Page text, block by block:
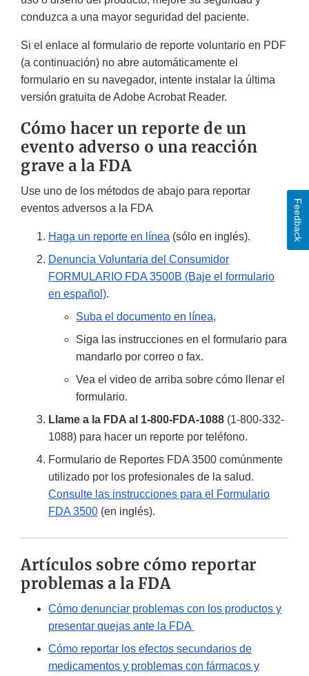
conduzca a una mayor seguridad del paciente.
Si el enlace al formulario de reporte voluntario en PDF
(a continuación) no abre automáticamente el
formulario en su navegador, intente instalar la última
versión gratuita de Adobe Acrobat Reader.
Cómo hacer un reporte de un
evento adverso o una reacción
grave a la FDA
Use uno de los métodos de abajo para reportar
eventos adversos a la FDA
Haga un reporte en línea (sólo en inglés).
Denuncia Voluntaria del Consumidor
FORMULARIO FDA 3500B (Baje el formulario
en español).
Suba el documento en línea,
Siga las instrucciones en el formulario para
mandarlo por correo o fax.
Vea el video de arriba sobre cómo llenar el
formulario.
Llame a la FDA al 1-800-FDA-1088 (1-800-332-
1088) para hacer un reporte por teléfono.
Formulario de Reportes FDA 3500 comúnmente
utilizado por los profesionales de la salud.
Consulte las instrucciones para el Formulario
FDA 3500 (en inglés).
Artículos sobre cómo reportar
problemas a la FDA
Cómo denunciar problemas con los productos y
presentar quejas ante la FDA
Cómo reportar los efectos secundarios de
medicamentos y problemas con fármacos y
Feedback